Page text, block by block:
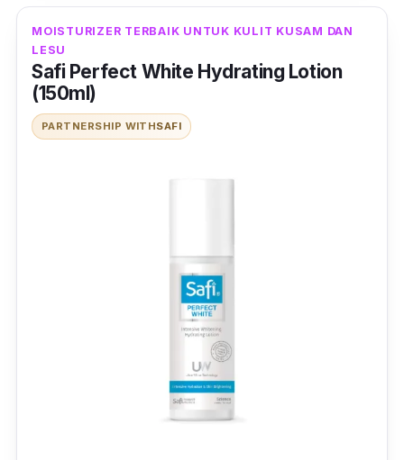
penjagaan wajah yang rumitakibat kekangan
masa
MOISTURIZER TERBAIK UNTUK KULIT KUSAM DAN
LESU
Safi Perfect White Hydrating Lotion
(150ml)
PARTNERSHIP WITHSAFI